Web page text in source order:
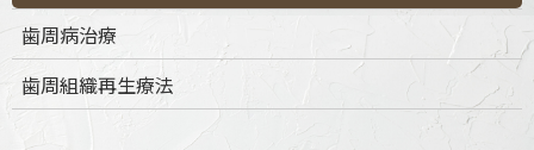
歯並びや咬み合わせの乱れは、見た目の問題だけでなく、
歯周病治療
歯周組織再生療法